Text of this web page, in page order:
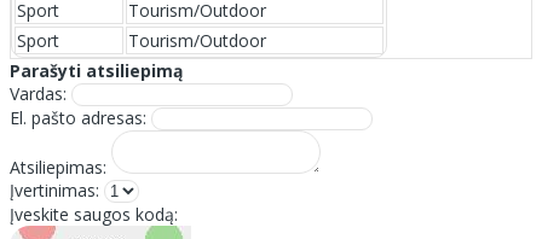
Sport
Tourism/Outdoor
Sport
Tourism/Outdoor
Parašyti atsiliepimą
Vardas:
El. pašto adresas:
Atsiliepimas:
Įvertinimas:
Įveskite saugos kodą: